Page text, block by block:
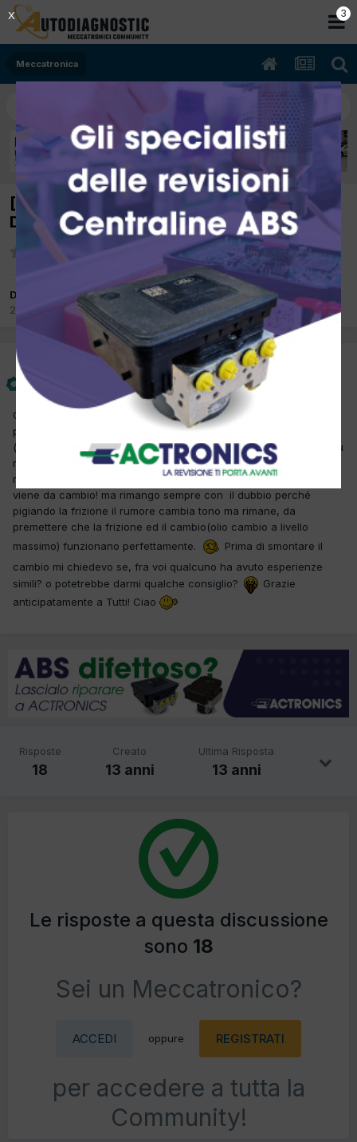
Meccatronica
[A170CDi 01/2004 1689cc 668942 70Kw
Diesel] Rumore cambio marce
Da O.M.C.
25 Settembre 2012in Meccatronica
25 Settembre 2012
Ciao a tutti, oggi mi è arrivata in officina questa mercedes che
presenta un notevole rullio discontinuo dal lato del cambio marce
(come se si fosse rovinato un cuscinetto all'interno), si nota di più
nelle variazioni di regime o al minimo, dopo aver controllato la
macchina sul ponte, mi sono convinto ancora di più che il rumore
viene da cambio! ma rimango sempre con il dubbio perché
pigiando la frizione il rumore cambia tono ma rimane, da
premettere che la frizione ed il cambio(olio cambio a livello
massimo) funzionano perfettamente.
Prima di smontare il
cambio mi chiedevo se, fra voi qualcuno ha avuto esperienze
simili? o potetrebbe darmi qualche consiglio?
Grazie
anticipatamente a Tutti! Ciao
Risposte
18
Creato
13 anni
Ultima Risposta
13 anni
Le risposte a questa discussione
sono 18
Sei un Meccatronico?
ACCEDI oppure REGISTRATI
per accedere a tutta la
Community!
2
X